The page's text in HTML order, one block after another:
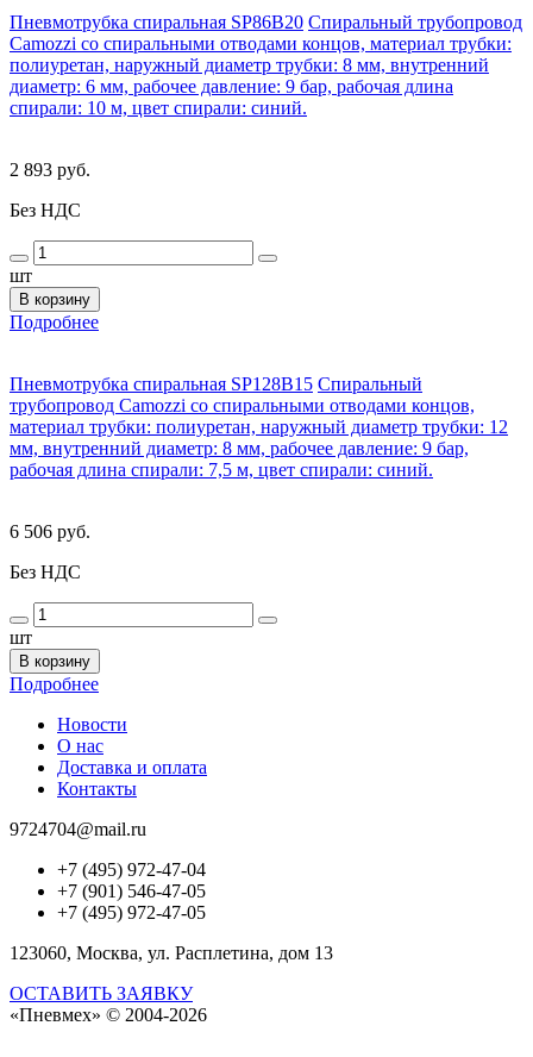
Пневмотрубка спиральная SP86B20 Спиральный трубопровод
Camozzi со спиральными отводами концов, материал трубки:
полиуретан, наружный диаметр трубки: 8 мм, внутренний
диаметр: 6 мм, рабочее давление: 9 бар, рабочая длина
спирали: 10 м, цвет спирали: синий.
2 893 руб.
Без НДС
шт
В корзину
Подробнее
Пневмотрубка спиральная SP128B15 Спиральный
трубопровод Camozzi со спиральными отводами концов,
материал трубки: полиуретан, наружный диаметр трубки: 12
мм, внутренний диаметр: 8 мм, рабочее давление: 9 бар,
рабочая длина спирали: 7,5 м, цвет спирали: синий.
6 506 руб.
Без НДС
шт
В корзину
Подробнее
Новости
О нас
Доставка и оплата
Контакты
9724704@mail.ru
+7 (495) 972-47-04
+7 (901) 546-47-05
+7 (495) 972-47-05
123060, Москва, ул. Расплетина, дом 13
ОСТАВИТЬ ЗАЯВКУ
«Пневмех» © 2004-2026